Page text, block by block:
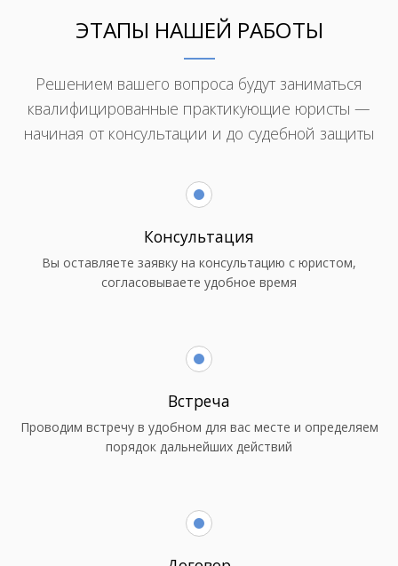
ЭТАПЫ НАШЕЙ РАБОТЫ
Решением вашего вопроса будут заниматься
квалифицированные практикующие юристы —
начиная от консультации и до судебной защиты
Консультация
Вы оставляете заявку на консультацию с юристом,
согласовываете удобное время
Встреча
Проводим встречу в удобном для вас месте и определяем
порядок дальнейших действий